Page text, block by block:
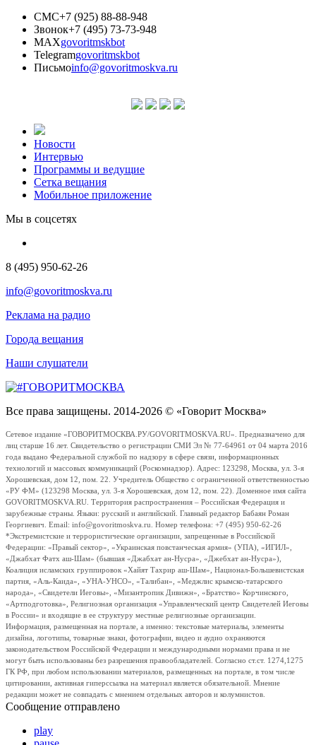
СМС+7 (925) 88-88-948
Звонок+7 (495) 73-73-948
MAXgovoritmskbot
Telegramgovoritmskbot
Письмоinfo@govoritmoskva.ru
Новости
Интервью
Программы и ведущие
Сетка вещания
Мобильное приложение
Мы в соцсетях
8 (495) 950-62-26
info@govoritmoskva.ru
Реклама на радио
Города вещания
Наши слушатели
Все права защищены. 2014-2026 © «Говорит Москва»
Сетевое издание «ГОВОРИТМОСКВА.РУ/GOVORITMOSKVA.RU». Предназначено для
лиц старше 16 лет. Свидетельство о регистрации СМИ Эл № 77-64961 от 04 марта 2016
года выдано Федеральной службой по надзору в сфере связи, информационных
технологий и массовых коммуникаций (Роскомнадзор). Адрес: 123298, Москва, ул. 3-я
Хорошевская, дом 12, пом. 22. Учредитель Общество с ограниченной ответственностью
«РУ ФМ» (123298 Москва, ул. 3-я Хорошевская, дом 12, пом. 22). Доменное имя сайта
GOVORITMOSKVA.RU. Территория распространения – Российская Федерация и
зарубежные страны. Языки: русский и английский. Главный редактор Бабаян Роман
Георгиевич. Email: info@govoritmoskva.ru. Номер телефона: +7 (495) 950-62-26
*Экстремистские и террористические организации, запрещенные в Российской
Федерации: «Правый сектор», «Украинская повстанческая армия» (УПА), «ИГИЛ»,
«Джабхат Фатх аш-Шам» (бывшая «Джабхат ан-Нусра», «Джебхат ан-Нусра»),
Коалиция исламских группировок «Хайят Тахрир аш-Шам», Национал-Большевистская
партия, «Аль-Каида», «УНА-УНСО», «Талибан», «Меджлис крымско-татарского
народа», «Свидетели Иеговы», «Мизантропик Дивижн», «Братство» Корчинского,
«Артподготовка», Религиозная организация «Управленческий центр Свидетелей Иеговы
в России» и входящие в ее структуру местные религиозные организации.
Информация, размещенная на портале, а именно: текстовые материалы, элементы
дизайна, логотипы, товарные знаки, фотографии, видео и аудио охраняются
законодательством Российской Федерации и международными нормами права и не
могут быть использованы без разрешения правообладателей. Согласно ст.ст. 1274,1275
ГК РФ, при любом использовании материалов, размещенных на портале, в том числе
цитировании, активная гиперссылка на материал является обязательной. Мнение
редакции может не совпадать с мнением отдельных авторов и колумнистов.
Сообщение отправлено
play